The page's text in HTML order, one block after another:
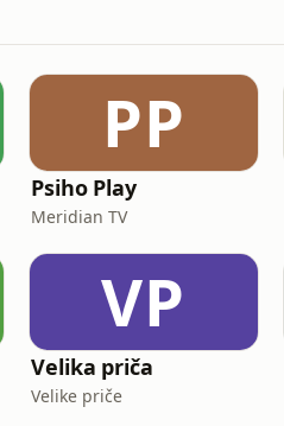
PP
Psiho Play
Meridian TV
VP
Velika priča
Velike priče